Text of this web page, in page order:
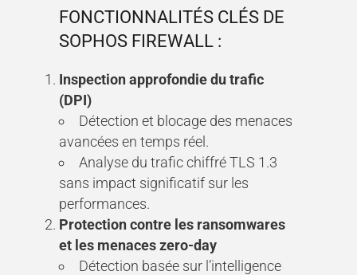
FONCTIONNALITÉS CLÉS DE
SOPHOS FIREWALL :
Inspection approfondie du trafic
(DPI)
Détection et blocage des menaces
avancées en temps réel.
Analyse du trafic chiffré TLS 1.3
sans impact significatif sur les
performances.
Protection contre les ransomwares
et les menaces zero-day
Détection basée sur l’intelligence